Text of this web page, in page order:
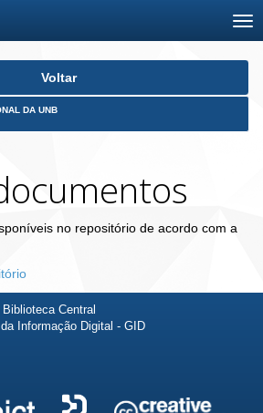
Voltar
DA UNB
no repositório de acordo com a
Central
Informação Digital - GID